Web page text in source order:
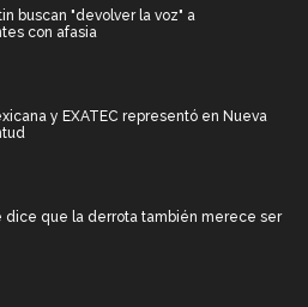
buscan "devolver la voz" a
con afasia
y EXATEC representó en Nueva
dice que la derrota también merece ser